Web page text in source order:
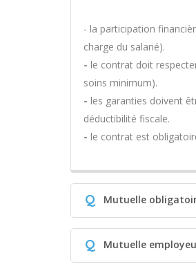
- la participation
charge du salarié).
- le contrat doit
soins minimum).
- les garanties doivent
déductibilité fiscale.
- le contrat est
Q Mutuelle
Q Mutuelle